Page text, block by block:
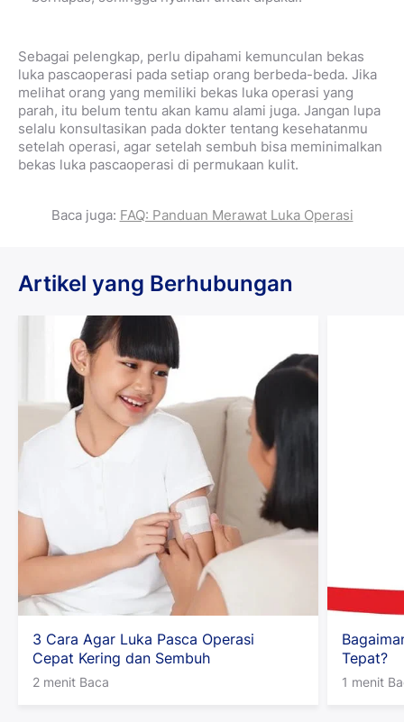
Sebagai pelengkap, perlu dipahami kemunculan bekas
luka pascaoperasi pada setiap orang berbeda-beda. Jika
melihat orang yang memiliki bekas luka operasi yang
parah, itu belum tentu akan kamu alami juga. Jangan lupa
selalu konsultasikan pada dokter tentang kesehatanmu
setelah operasi, agar setelah sembuh bisa meminimalkan
bekas luka pascaoperasi di permukaan kulit.
Baca juga: FAQ: Panduan Merawat Luka Operasi
Artikel yang Berhubungan
3 Cara Agar Luka Pasca Operasi
Cepat Kering dan Sembuh
2 menit Baca
Tepat?
1 menit